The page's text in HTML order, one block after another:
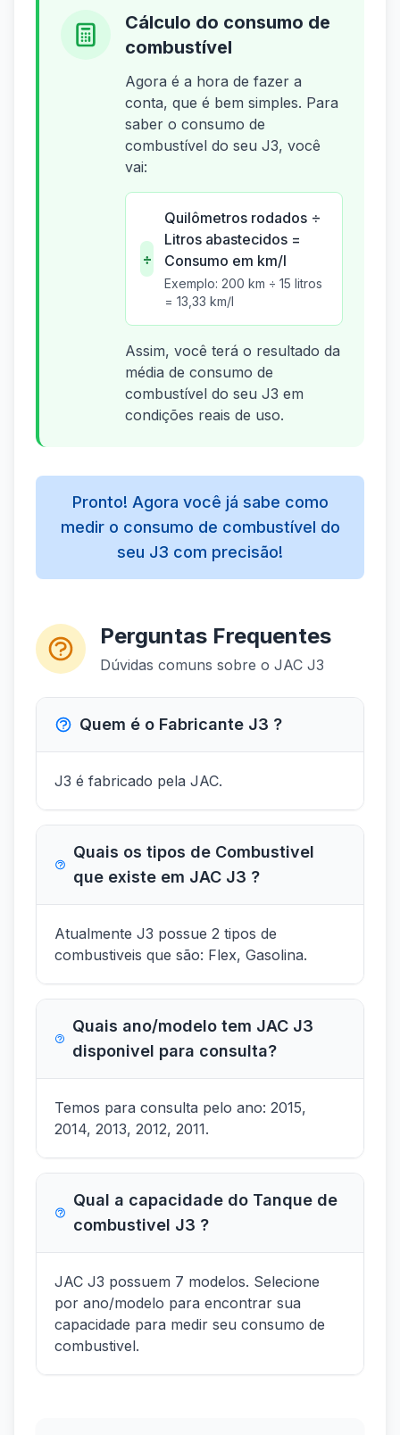
Cálculo do consumo de
combustível
Agora é a hora de fazer a
conta, que é bem simples. Para
saber o consumo de
combustível do seu J3, você
vai:
÷
Quilômetros rodados ÷
Litros abastecidos =
Consumo em km/l
Exemplo: 200 km ÷ 15 litros
= 13,33 km/l
Assim, você terá o resultado da
média de consumo de
combustível do seu J3 em
condições reais de uso.
Pronto! Agora você já sabe como
medir o consumo de combustível do
seu J3 com precisão!
Perguntas Frequentes
Dúvidas comuns sobre o JAC J3
Quem é o Fabricante J3 ?
J3 é fabricado pela JAC.
Quais os tipos de Combustivel
que existe em JAC J3 ?
Atualmente J3 possue 2 tipos de
combustiveis que são: Flex, Gasolina.
Quais ano/modelo tem JAC J3
disponivel para consulta?
Temos para consulta pelo ano: 2015,
2014, 2013, 2012, 2011.
Qual a capacidade do Tanque de
combustivel J3 ?
JAC J3 possuem 7 modelos. Selecione
por ano/modelo para encontrar sua
capacidade para medir seu consumo de
combustivel.